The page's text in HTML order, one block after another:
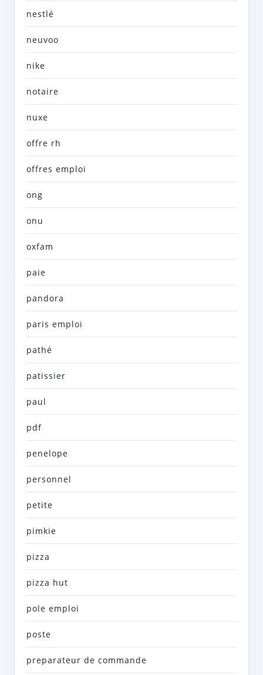
nestlé
neuvoo
nike
notaire
nuxe
offre rh
offres emploi
ong
onu
oxfam
paie
pandora
paris emploi
pathé
patissier
paul
pdf
penelope
personnel
petite
pimkie
pizza
pizza hut
pole emploi
poste
preparateur de commande